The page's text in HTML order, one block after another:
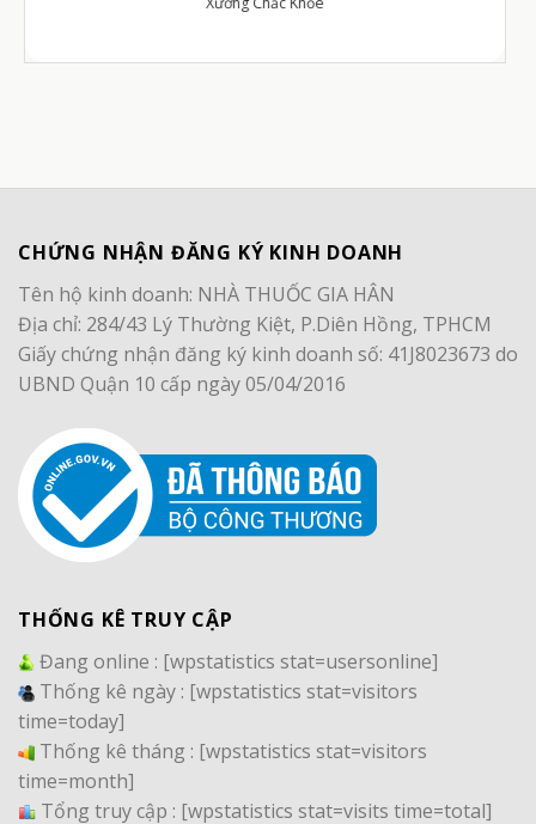
CHỨNG NHẬN ĐĂNG KÝ KINH DOANH
Tên hộ kinh doanh: NHÀ THUỐC GIA HÂN
Địa chỉ: 284/43 Lý Thường Kiệt, P.Diên Hồng, TPHCM
Giấy chứng nhận đăng ký kinh doanh số: 41J8023673 do
UBND Quận 10 cấp ngày 05/04/2016
THỐNG KÊ TRUY CẬP
Đang online : [wpstatistics stat=usersonline]
Thống kê ngày : [wpstatistics stat=visitors
time=today]
Thống kê tháng : [wpstatistics stat=visitors
time=month]
Tổng truy cập : [wpstatistics stat=visits time=total]